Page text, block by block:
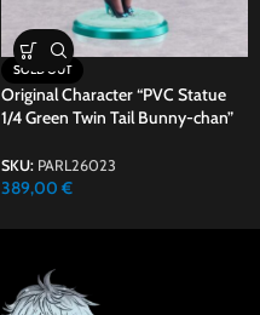
SOLD OUT
Original Character “PVC Statue
1/4 Green Twin Tail Bunny-chan”
SKU: PARL26023
389,00 €